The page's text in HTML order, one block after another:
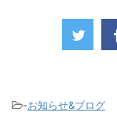
-お知らせ&ブログ